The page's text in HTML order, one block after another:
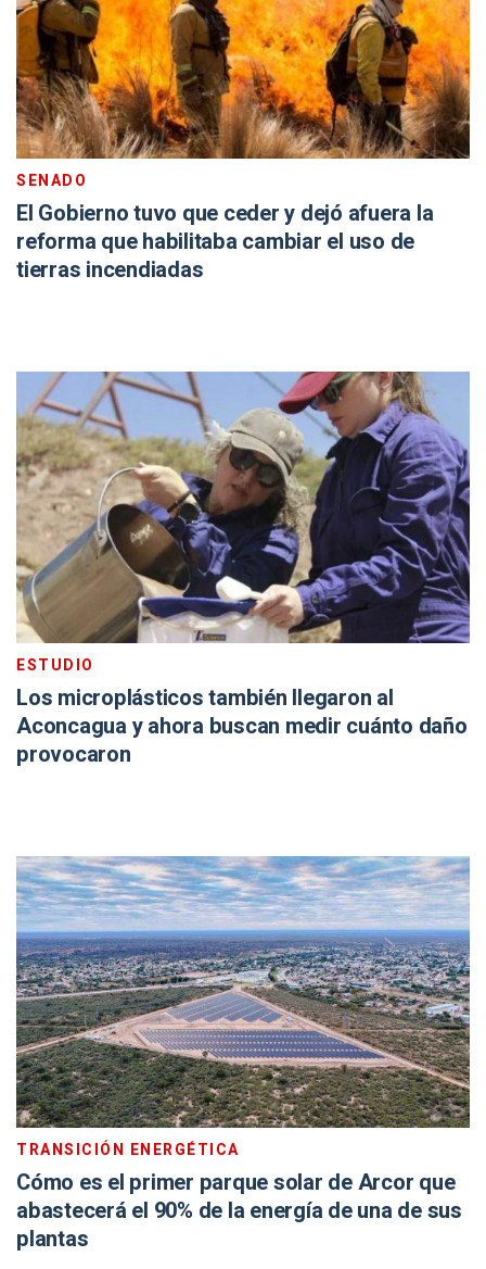
SENADO
El Gobierno tuvo que ceder y dejó afuera la
reforma que habilitaba cambiar el uso de
tierras incendiadas
ESTUDIO
Los microplásticos también llegaron al
Aconcagua y ahora buscan medir cuánto daño
provocaron
TRANSICIÓN ENERGÉTICA
Cómo es el primer parque solar de Arcor que
abastecerá el 90% de la energía de una de sus
plantas